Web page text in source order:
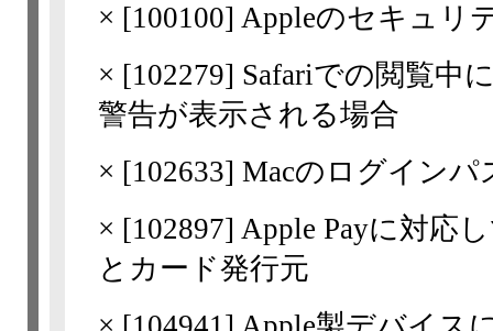
× [100100] Appleのセキュリ
× [102279] Safariでの閲覧中
警告が表示される場合
× [102633] Macのログインパ
× [102897] Apple Payに対応
とカード発行元